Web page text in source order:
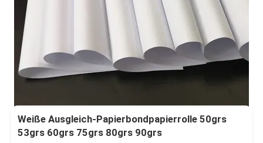
Weiße Ausgleich-Papierbondpapierrolle 50grs
53grs 60grs 75grs 80grs 90grs